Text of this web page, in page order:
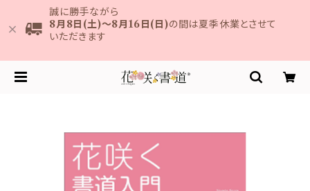
誠に勝手ながら
8月8日(土)～8月16日(日)の間は夏季休業とさせて
いただきます